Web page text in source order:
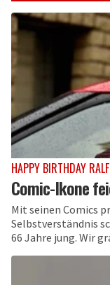
HAPPY BIRTHDAY
Comic-Ikone
Mit seinen Comics
Selbstverständnis
66 Jahre jung. Wir